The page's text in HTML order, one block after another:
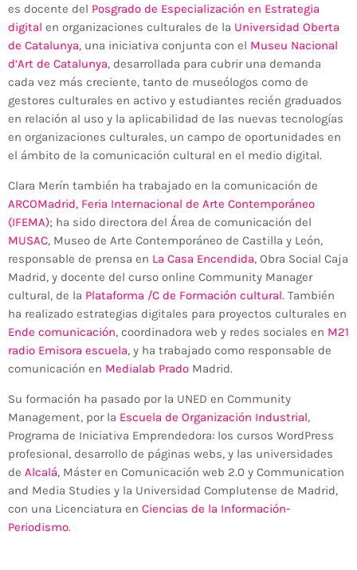
es docente del Posgrado de Especialización en Estrategia
digital en organizaciones culturales de la Universidad Oberta
de Catalunya, una iniciativa conjunta con el Museu Nacional
d’Art de Catalunya, desarrollada para cubrir una demanda
cada vez más creciente, tanto de museólogos como de
gestores culturales en activo y estudiantes recién graduados
en relación al uso y la aplicabilidad de las nuevas tecnologías
en organizaciones culturales, un campo de oportunidades en
el ámbito de la comunicación cultural en el medio digital.
Clara Merín también ha trabajado en la comunicación de
ARCOMadrid, Feria Internacional de Arte Contemporáneo
(IFEMA); ha sido directora del Área de comunicación del
MUSAC, Museo de Arte Contemporáneo de Castilla y León,
responsable de prensa en La Casa Encendida, Obra Social Caja
Madrid, y docente del curso online Community Manager
cultural, de la Plataforma /C de Formación cultural. También
ha realizado estrategias digitales para proyectos culturales en
Ende comunicación, coordinadora web y redes sociales en M21
radio Emisora escuela, y ha trabajado como responsable de
comunicación en Medialab Prado Madrid.
Su formación ha pasado por la UNED en Community
Management, por la Escuela de Organización Industrial,
Programa de Iniciativa Emprendedora: los cursos WordPress
profesional, desarrollo de páginas webs, y las universidades
de Alcalá, Máster en Comunicación web 2.0 y Communication
and Media Studies y la Universidad Complutense de Madrid,
con una Licenciatura en Ciencias de la Información-
Periodismo.